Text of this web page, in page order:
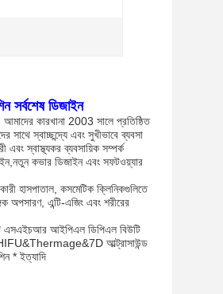
সর্বশেষ ডিজাইন
কারখানা 2003 সালে প্রতিষ্ঠিত
স্বাচ্ছন্দ্যে এবং সুখীভাবে ব্যবসা
স্বাস্থ্যকর ব্যবসায়িক সম্পর্ক
কভার ডিজাইন এবং সফটওয়্যার
হাসপাতাল, কসমেটিক ক্লিনিকগুলিতে
অপসারণ, এন্টি-এজিং এবং শরীরের
আইপিএল ডিপিএল বিউটি
HIFU&Thermage&7D আল্ট্রাসাউন্ড
* ইত্যাদি